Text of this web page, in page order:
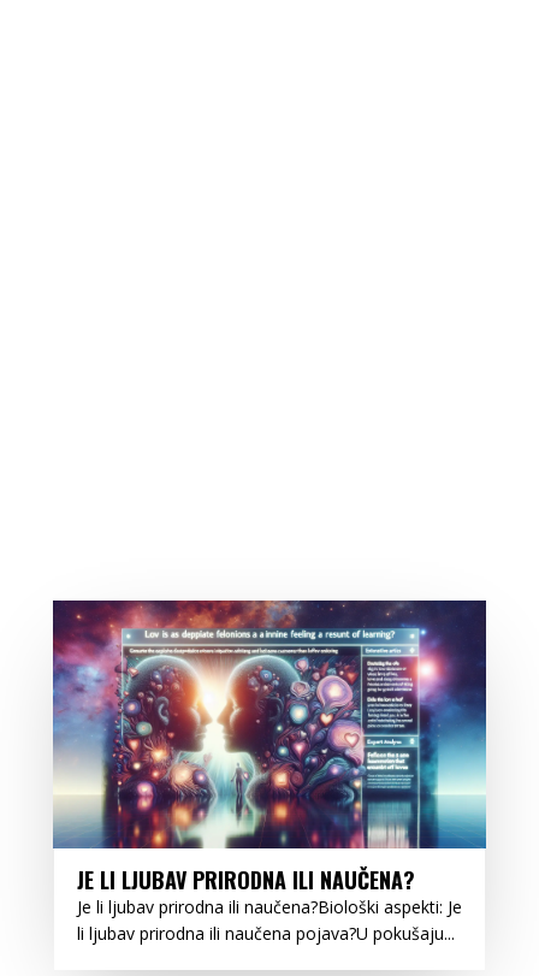
JE LI LJUBAV PRIRODNA ILI NAUČENA?
Je li ljubav prirodna ili naučena?Biološki aspekti: Je
li ljubav prirodna ili naučena pojava?U pokušaju...